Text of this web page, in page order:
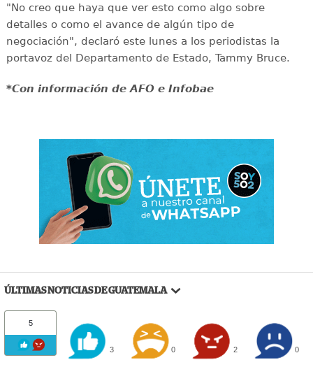
"No creo que haya que ver esto como algo sobre
detalles o como el avance de algún tipo de
negociación", declaró este lunes a los periodistas la
portavoz del Departamento de Estado, Tammy Bruce.
*Con información de AFO e Infobae
ÚLTIMAS NOTICIAS DE GUATEMALA
5
3 0 2 0